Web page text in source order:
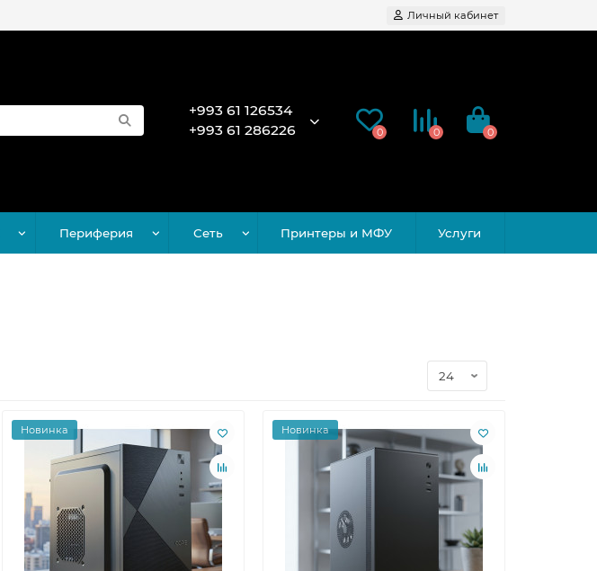
Личный кабинет
+993 61 126534
+993 61 286226
0 0 0
Периферия Сеть Принтеры и МФУ Услуги
Новинка Новинка